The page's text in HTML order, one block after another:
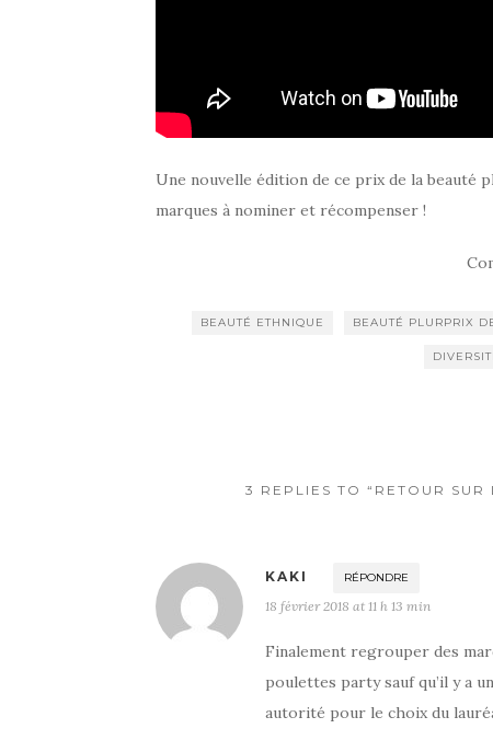
Une nouvelle édition de ce prix de la beauté
marques à nominer et récompenser !
BEAUTÉ ETHNIQUE BEAUTÉ PLURPRIX
3 REPLIES TO “RETOUR
KAKI RÉPONDRE
18 février 2018 at 11 h 13 min
Finalement regrouper des
poulettes party sauf qu’il y a
autorité pour le choix du